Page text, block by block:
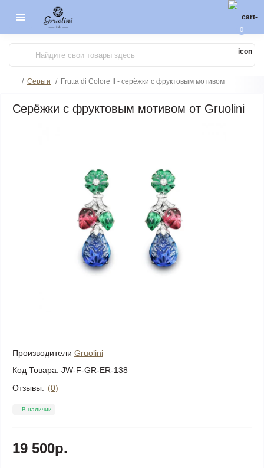
0
Серьги Frutta di Colore II - серёжки с фруктовым мотивом
Серёжки с фруктовым мотивом от Gruolini
Производители Gruolini
Код Товара: JW-F-GR-ER-138
Отзывы: (0)
В наличии
19 500р.